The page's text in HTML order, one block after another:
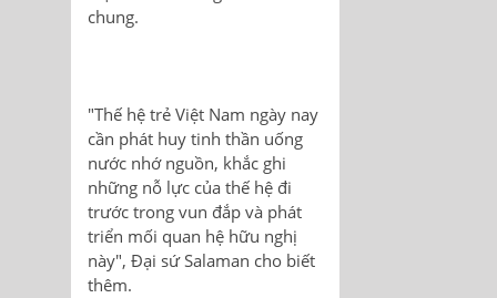
chung.
"Thế hệ trẻ Việt Nam ngày nay
cần phát huy tinh thần uống
nước nhớ nguồn, khắc ghi
những nỗ lực của thế hệ đi
trước trong vun đắp và phát
triển mối quan hệ hữu nghị
này", Đại sứ Salaman cho biết
thêm.